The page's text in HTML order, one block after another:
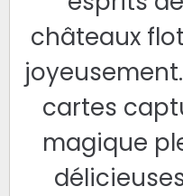
châteaux
cartes
magique